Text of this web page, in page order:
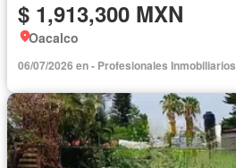
$ 1,913,300 MXN
Oacalco
06/07/2026 en - Profesionales Inmobiliarios